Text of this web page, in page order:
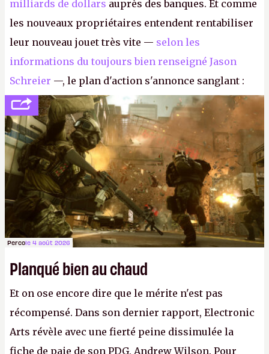
milliards de dollars auprès des banques. Et comme
les nouveaux propriétaires entendent rentabiliser
leur nouveau jouet très vite — selon les
informations du toujours bien renseigné Jason
Schreier —, le plan d'action s'annonce sanglant :
réductions de coûts drastiques, fermetures de
studios et licenciements massifs. En gros, essorer
FCetBattlefield, puis virer le reste.P.
Percole 4 août 2026
Planqué bien au chaud
Et on ose encore dire que le mérite n'est pas
récompensé. Dans son dernier rapport, Electronic
Arts révèle avec une fierté peine dissimulée la
fiche de paie de son PDG, Andrew Wilson. Pour